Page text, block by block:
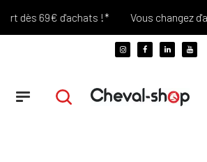
dès 69€ d'achats !* Vous changez